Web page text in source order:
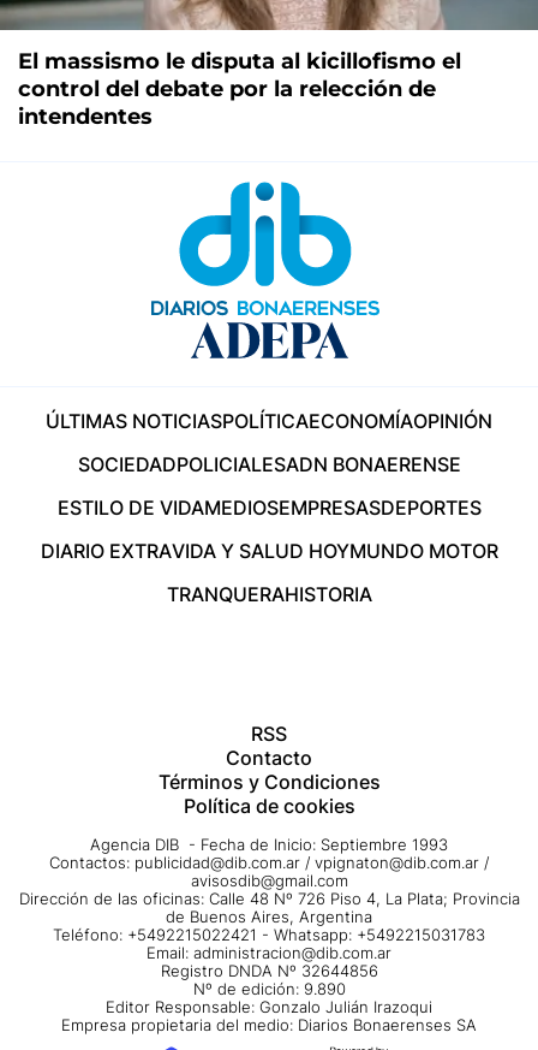
El massismo le disputa al kicillofismo el
control del debate por la relección de
intendentes
ÚLTIMAS NOTICIASPOLÍTICAECONOMÍAOPINIÓN
SOCIEDADPOLICIALESADN BONAERENSE
ESTILO DE VIDAMEDIOSEMPRESASDEPORTES
DIARIO EXTRAVIDA Y SALUD HOYMUNDO MOTOR
TRANQUERAHISTORIA
RSS
Contacto
Términos y Condiciones
Política de cookies
Agencia DIB - Fecha de Inicio: Septiembre 1993
Contactos: publicidad@dib.com.ar / vpignaton@dib.com.ar /
avisosdib@gmail.com
Dirección de las oficinas: Calle 48 Nº 726 Piso 4, La Plata; Provincia
de Buenos Aires, Argentina
Teléfono: +5492215022421 - Whatsapp: +5492215031783
Email: administracion@dib.com.ar
Registro DNDA Nº 32644856
Nº de edición: 9.890
Editor Responsable: Gonzalo Julián Irazoqui
Empresa propietaria del medio: Diarios Bonaerenses SA